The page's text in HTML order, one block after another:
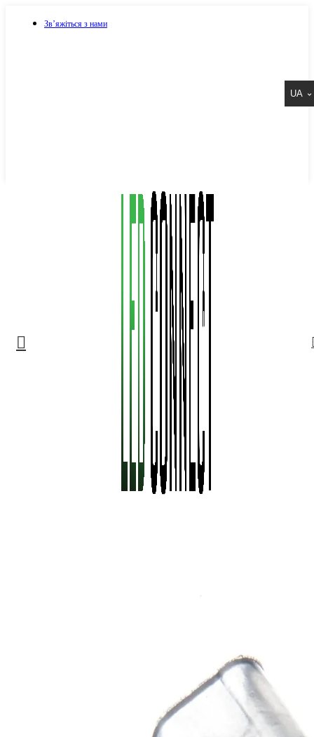
Зв’яжіться з нами
UA